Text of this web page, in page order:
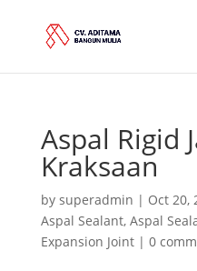
Aspal Rigid
Kraksaan
by superadmin | Oct 20,
Aspal Sealant, Aspal
Expansion Joint| 0